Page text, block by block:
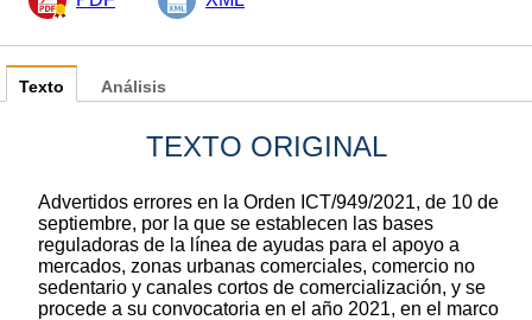
Texto
TEXTO ORIGINAL
Advertidos errores en la Orden ICT/949/2021, de 10 de
septiembre, por la que se establecen las bases
reguladoras de la línea de ayudas para el apoyo a
mercados, zonas urbanas comerciales, comercio no
sedentario y canales cortos de comercialización, y se
procede a su convocatoria en el año 2021, en el marco
Análisis